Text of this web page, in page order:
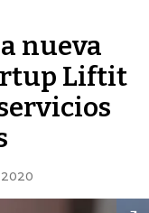
nueva
Liftit